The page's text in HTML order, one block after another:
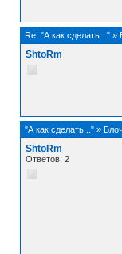
Re: "А как сделать..." »
ShtoRm
"А как сделать..." »
ShtoRm
Ответов: 2